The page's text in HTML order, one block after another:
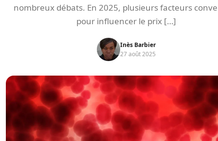
nombreux débats. En 2025, plusieurs facteurs
pour influencer le prix […]
Inès Barbier
27 août 2025